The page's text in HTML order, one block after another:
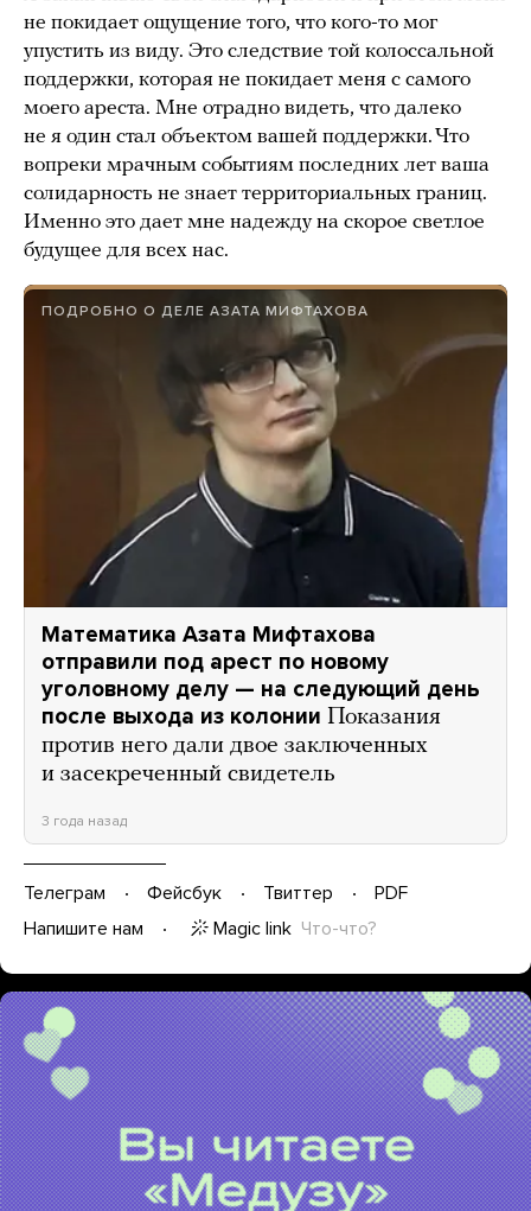
не покидает ощущение того, что кого-то мог
упустить из виду. Это следствие той колоссальной
поддержки, которая не покидает меня с самого
моего ареста. Мне отрадно видеть, что далеко
не я один стал объектом вашей поддержки. Что
вопреки мрачным событиям последних лет ваша
солидарность не знает территориальных границ.
Именно это дает мне надежду на скорое светлое
будущее для всех нас.
ПОДРОБНО О ДЕЛЕ АЗАТА МИФТАХОВА
Математика Азата Мифтахова
отправили под арест по новому
уголовному делу — на следующий день
после выхода из колонии Показания
против него дали двое заключенных
и засекреченный свидетель
3 года назад
Телеграм Фейсбук Твиттер
PDF
Напишите нам
Magic link Что-что?